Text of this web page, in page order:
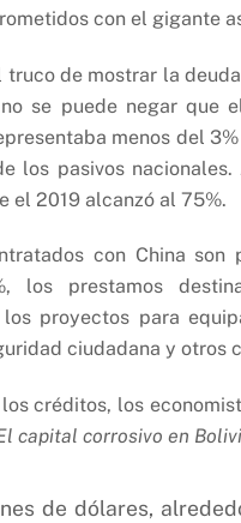
con el gigante
truco de mostrar la
se puede negar que
menos del
los pasivos
el 2019 alcanzó al 75%.
con China
los prestamos
los proyectos para
ciudadana y otros
créditos, los
capital corrosivo en
de dólares,